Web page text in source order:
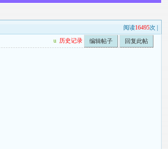
阅读16495次 |
u 历史记录 编辑帖子 回复此帖